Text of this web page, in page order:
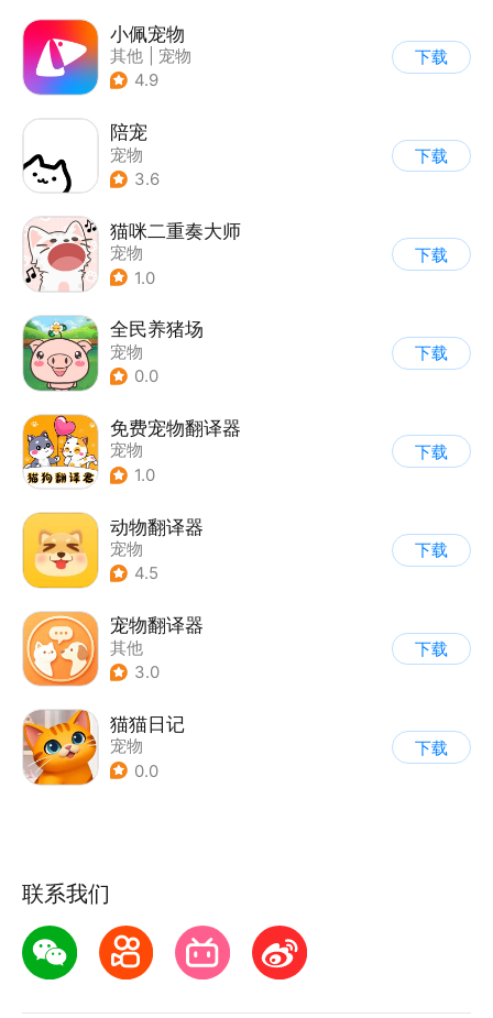
小佩宠物
其他
宠物
4.9
下载
陪宠
宠物
3.6
下载
猫咪二重奏大师
宠物
1.0
下载
全民养猪场
宠物
0.0
下载
免费宠物翻译器
宠物
1.0
下载
动物翻译器
宠物
4.5
下载
宠物翻译器
其他
3.0
下载
猫猫日记
宠物
0.0
下载
联系我们